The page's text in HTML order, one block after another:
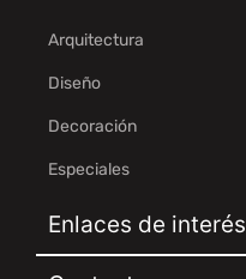
Arquitectura
Diseño
Decoración
Especiales
Enlaces de interés